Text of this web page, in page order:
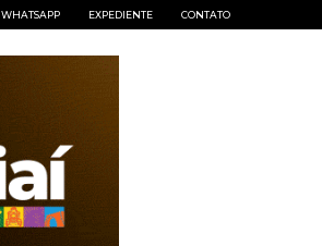
WHATSAPP EXPEDIENTE CONTATO